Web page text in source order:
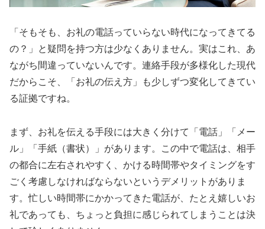
「そもそも、お礼の電話っていらない時代になってきてる
の？」と疑問を持つ方は少なくありません。実はこれ、あ
ながち間違っていないんです。連絡手段が多様化した現代
だからこそ、「お礼の伝え方」も少しずつ変化してきてい
る証拠ですね。
まず、お礼を伝える手段には大きく分けて「電話」「メー
ル」「手紙（書状）」があります。この中で電話は、相手
の都合に左右されやすく、かける時間帯やタイミングをす
ごく考慮しなければならないというデメリットがありま
す。忙しい時間帯にかかってきた電話が、たとえ嬉しいお
礼であっても、ちょっと負担に感じられてしまうことは決